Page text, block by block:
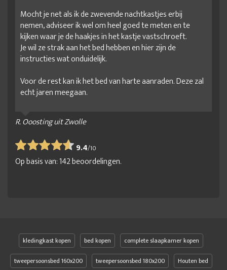
Mocht je net als ik de zwevende nachtkastjes erbij
nemen, adviseer ik wel om heel goed te meten en te
kijken waar je de haakjes in het kastje vastschroeft.
Je wil ze strak aan het bed hebben en hier zijn de
instructies wat onduidelijk.
Voor de rest kan ik het bed van harte aanraden. Deze zal
echt jaren meegaan.
R. Ooosting uit Zwolle
9.4/10
Op basis van:142beoordelingen.
kledingkast kopen bed kopen
complete slaapkamer kopen
tweepersoonsbed 160x200
tweepersoonsbed 180x200 Houten bed